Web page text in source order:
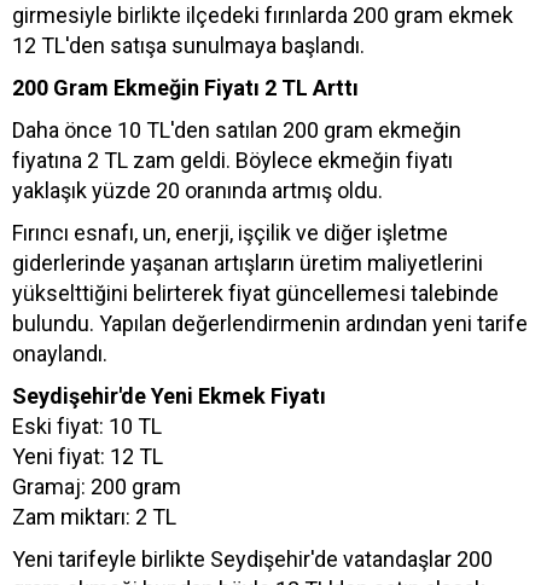
girmesiyle birlikte ilçedeki fırınlarda 200 gram ekmek
12 TL'den satışa sunulmaya başlandı.
200 Gram Ekmeğin Fiyatı 2 TL Arttı
Daha önce 10 TL'den satılan 200 gram ekmeğin
fiyatına 2 TL zam geldi. Böylece ekmeğin fiyatı
yaklaşık yüzde 20 oranında artmış oldu.
Fırıncı esnafı, un, enerji, işçilik ve diğer işletme
giderlerinde yaşanan artışların üretim maliyetlerini
yükselttiğini belirterek fiyat güncellemesi talebinde
bulundu. Yapılan değerlendirmenin ardından yeni tarife
onaylandı.
Seydişehir'de Yeni Ekmek Fiyatı
Eski fiyat: 10 TL
Yeni fiyat: 12 TL
Gramaj: 200 gram
Zam miktarı: 2 TL
Yeni tarifeyle birlikte Seydişehir'de vatandaşlar 200